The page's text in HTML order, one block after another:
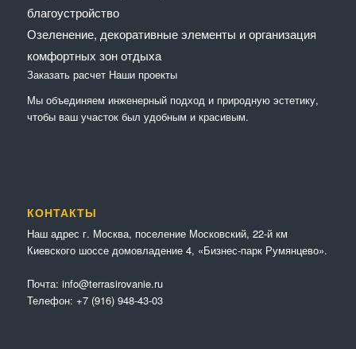
благоустройство
Озеленение, декоративные элементы и организация
комфортных зон отдыха
Заказать расчет Наши проекты
Мы объединяем инженерный подход и природную эстетику,
чтобы ваш участок был удобным и красивым.
КОНТАКТЫ
Наш адрес г. Москва, поселение Московский, 22-й км
Киевского шоссе домовладение 4, «Бизнес-парк Румянцево».
Почта: info@terrasirovanie.ru
Телефон: +7 (916) 948-43-03